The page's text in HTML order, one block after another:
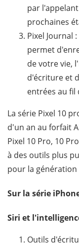
par
prochaines
Pixel Journal
permet
de votre vie,
d'écriture et
entrées au fil
La série Pixel 10
d'un an au forfait
Pixel 10 Pro, 10
à des outils plus
pour la génération
Sur la série
Siri et
Outils